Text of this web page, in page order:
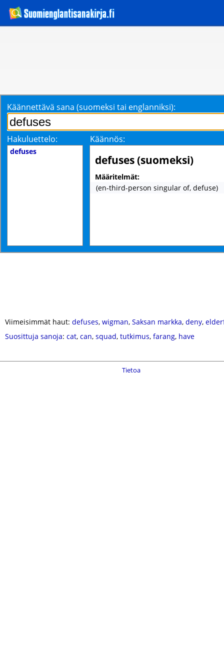
Käännettävä sana (suomeksi tai englanniksi):
Hakuluettelo: Käännös:
defuses
defuses (suomeksi)
Määritelmät:
(en-third-person singular of, defuse)
Viimeisimmät haut: defuses, wigman, Saksan markka, deny,
Suosittuja sanoja: cat, can, squad, tutkimus, farang, have
Tietoa